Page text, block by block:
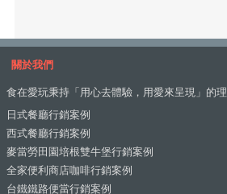
關於我們
食在愛玩秉持「用心去體驗，用愛來呈現」的
日式餐廳行銷案例
西式餐廳行銷案例
麥當勞田園培根雙牛堡行銷案例
全家便利商店咖啡行銷案例
台鐵鐵路便當行銷案例